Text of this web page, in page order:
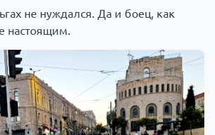
не нуждался. Да и боец, как
настоящим.